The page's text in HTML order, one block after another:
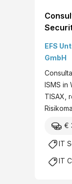
EFS
GmbH
ISMS in
TISAX,
€
IT
IT